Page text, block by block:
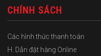
CHÍNH SÁCH
Các hình thức thanh toán
H. Dẫn đặt hàng Online